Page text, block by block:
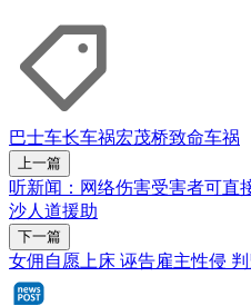
巴士车长车祸宏茂桥致命车祸
上一篇
听新闻：网络伤害受害者可直
沙人道援助
下一篇
女佣自愿上床 诬告雇主性侵